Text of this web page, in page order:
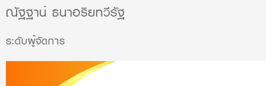
ณัฐฐาน์ ธนาอริยทวีรัฐ
ระดับผู้จัดการ